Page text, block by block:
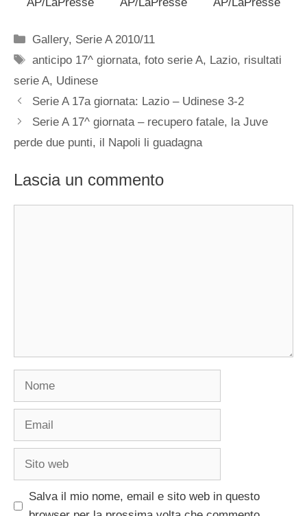
AP/LaPresse
AP/LaPresse
AP/LaPresse
Categorie
Gallery, Serie A 2010/11
Tag
anticipo 17^ giornata,foto serie A, Lazio, risultati
serie A, Udinese
Serie A 17a giornata: Lazio – Udinese 3-2
Serie A 17^ giornata – recupero fatale, la Juve
perde due punti, il Napoli li guadagna
Lascia un commento
Nome
Email
Sito
Salva il mio nome, email e sito web in questo